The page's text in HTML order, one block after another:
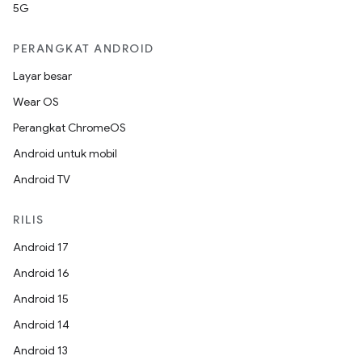
5G
PERANGKAT ANDROID
Layar besar
Wear OS
Perangkat ChromeOS
Android untuk mobil
Android TV
RILIS
Android 17
Android 16
Android 15
Android 14
Android 13